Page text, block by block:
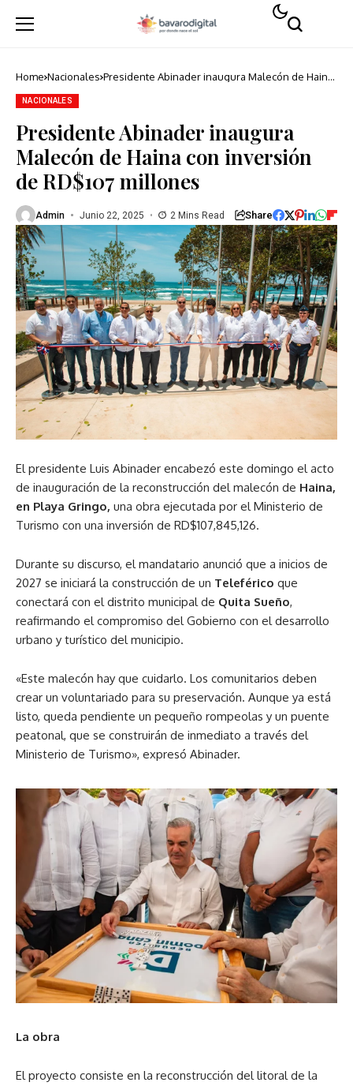
Home Nacionales Presidente Abinader inaugura Malecón de Haina
NACIONALES
Presidente Abinader inaugura
Malecón de Haina con inversión
de RD$107 millones
Admin Junio 22, 2025 2 Mins Read Share
El presidente Luis Abinader encabezó este domingo el acto
de inauguración de la reconstrucción del malecón de Haina,
en Playa Gringo, una obra ejecutada por el Ministerio de
Turismo con una inversión de RD$107,845,126.
Durante su discurso, el mandatario anunció que a inicios de
2027 se iniciará la construcción de un Teleférico que
conectará con el distrito municipal de Quita Sueño,
reafirmando el compromiso del Gobierno con el desarrollo
urbano y turístico del municipio.
«Este malecón hay que cuidarlo. Los comunitarios deben
crear un voluntariado para su preservación. Aunque ya está
listo, queda pendiente un pequeño rompeolas y un puente
peatonal, que se construirán de inmediato a través del
Ministerio de Turismo», expresó Abinader.
La obra
El proyecto consiste en la reconstrucción del litoral de la